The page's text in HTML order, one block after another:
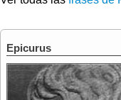
Epicurus